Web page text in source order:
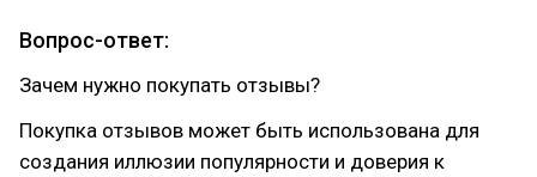
Вопрос-ответ:
Зачем нужно покупать отзывы?
Покупка отзывов может быть использована для
создания иллюзии популярности и доверия к